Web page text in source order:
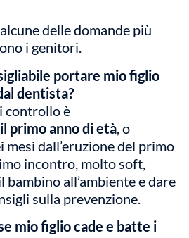
delle domande più
i genitori.
portare mio figlio
dentista?
controllo è
primo anno di età , o
dall’eruzione del primo
incontro, molto soft,
all’ambiente e dare
sulla prevenzione.
mio figlio cade e batte i